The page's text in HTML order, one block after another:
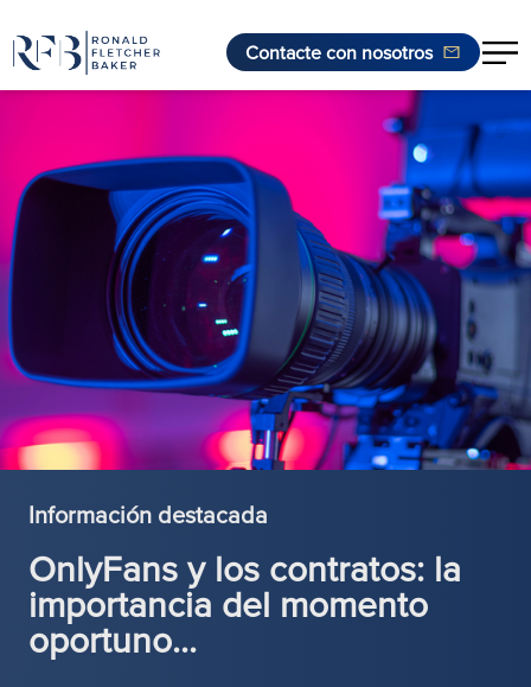
Contacte con nosotros
Información destacada
OnlyFans y los contratos: la
importancia del momento
oportuno...